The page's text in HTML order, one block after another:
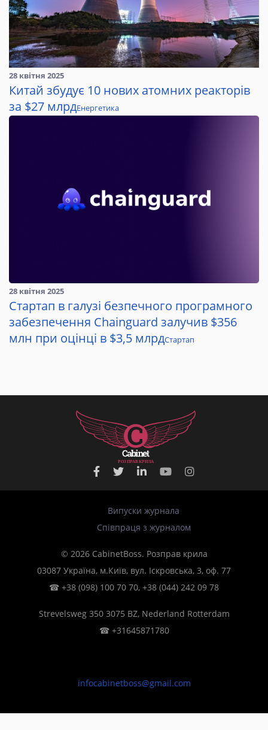
28 квітня 2025
Китай збудує 10 нових атомних реакторів
за $27 млрдЕнергетика
28 квітня 2025
Стартап в галузі безпечного програмного
забезпечення Chainguard залучив $356
млн при оцінці в $3,5 млрдСтартап
РОЗПРАВКРИЛА
Випуски журнала
Співпраця з журналом
© 2026 CabinetBoss. Розправ крила
03087 Україна, м.Київ, вул. Іскровська, 3, оф. 77
☎ +38 (098) 100 70 70, +38 (044) 242 09 78
Strevelsweg 350 3075 BZ, Nederland Rotterdam
☎ +31645871780
infocabinetboss@gmail.com